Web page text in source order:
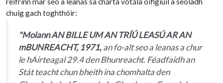
chuig gach toghthóir:
"Molann AN BILLE UM AN TRÍÚ LEASÚ AR AN
mBUNREACHT, 1971,an fo-alt seo a leanas a chur
le hAirteagal 29.4 den Bhunreacht. Féadfaidh an
Stát teacht chun bheith ina chomhalta den